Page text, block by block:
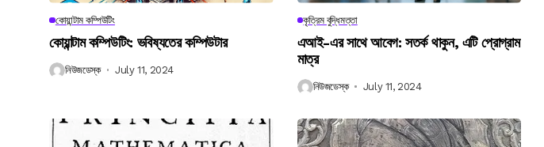
কোয়ান্টাম কম্পিউটিং
কোয়ান্টাম কম্পিউটিং: ভবিষ্যতের কম্পিউটার
নিউজডেস্ক July 11, 2024
কৃত্রিম বুদ্ধিমত্তা
এআই-এর সাথে আবেগ: সতর্ক থাকুন, এটি প্রোগ্রাম
মাত্র
নিউজডেস্ক July 11, 2024